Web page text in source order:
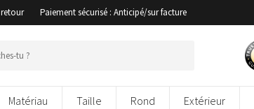
Paiement sécurisé : Anticipé/sur facture
Matériau Taille Rond Extérieur